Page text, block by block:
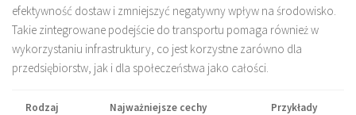
efektywność dostaw i zmniejszyć negatywny wpływ na środowisko.
Takie zintegrowane podejście do transportu pomaga również w
wykorzystaniu infrastruktury, co jest korzystne zarówno dla
przedsiębiorstw, jak i dla społeczeństwa jako całości.
Rodzaj
Najważniejsze cechy
Przykłady